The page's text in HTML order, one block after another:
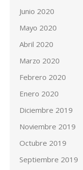
Junio 2020
Mayo 2020
Abril 2020
Marzo 2020
Febrero 2020
Enero 2020
Diciembre 2019
Noviembre 2019
Octubre 2019
Septiembre 2019